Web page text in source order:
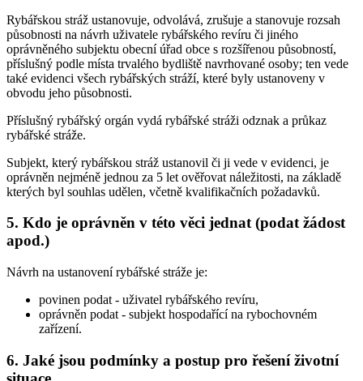
Rybářskou stráž ustanovuje, odvolává, zrušuje a stanovuje rozsah
působnosti na návrh uživatele rybářského revíru či jiného
oprávněného subjektu obecní úřad obce s rozšířenou působností,
příslušný podle místa trvalého bydliště navrhované osoby; ten vede
také evidenci všech rybářských stráží, které byly ustanoveny v
obvodu jeho působnosti.
Příslušný rybářský orgán vydá rybářské stráži odznak a průkaz
rybářské stráže.
Subjekt, který rybářskou stráž ustanovil či ji vede v evidenci, je
oprávněn nejméně jednou za 5 let ověřovat náležitosti, na základě
kterých byl souhlas udělen, včetně kvalifikačních požadavků.
5. Kdo je oprávněn v této věci jednat (podat žádost
apod.)
Návrh na ustanovení rybářské stráže je:
povinen podat - uživatel rybářského revíru,
oprávněn podat - subjekt hospodařící na rybochovném
zařízení.
6. Jaké jsou podmínky a postup pro řešení životní